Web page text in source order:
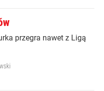
przegra nawet z Ligą